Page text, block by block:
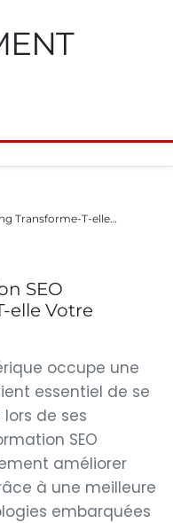
Transforme-T-elle…
SEO
elle Votre
occupe une
essentiel de se
de ses
SEO
améliorer
à une meilleure
embarquées